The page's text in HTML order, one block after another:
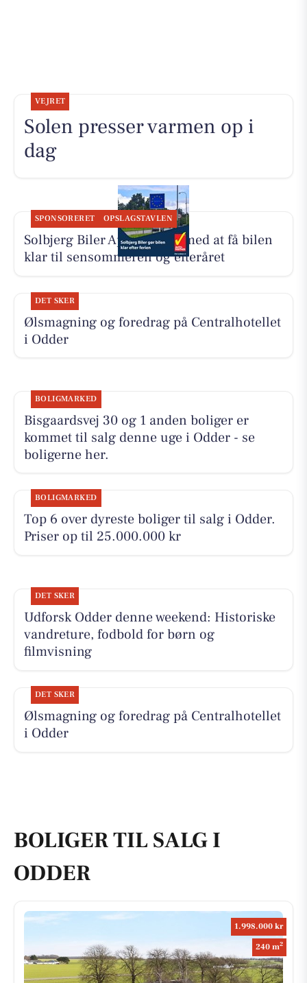
VEJRET
Solen presser varmen op i
dag
SPONSORERET OPSLAGSTAVLEN
Solbjerg Biler ApS hjælper med at få bilen
klar til sensommeren og efteråret
DET SKER
Ølsmagning og foredrag på Centralhotellet
i Odder
BOLIGMARKED
Bisgaardsvej 30 og 1 anden boliger er
kommet til salg denne uge i Odder - se
boligerne her.
BOLIGMARKED
Top 6 over dyreste boliger til salg i Odder.
Priser op til 25.000.000 kr
DET SKER
Udforsk Odder denne weekend: Historiske
vandreture, fodbold for børn og
filmvisning
DET SKER
Ølsmagning og foredrag på Centralhotellet
i Odder
BOLIGER TIL SALG I
ODDER
1.998.000 kr
240 m2